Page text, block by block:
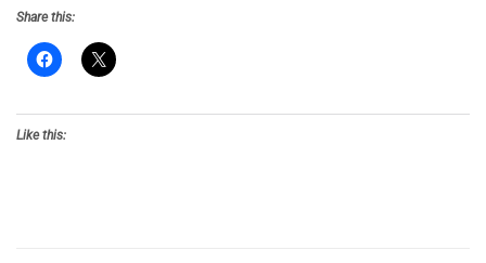
Share this:
Like this: